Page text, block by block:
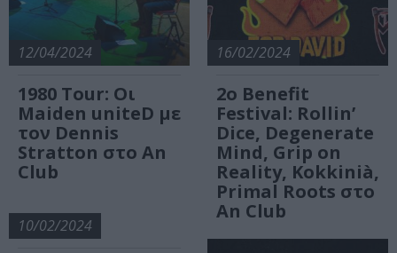
12/04/2024
1980 Tour: Οι
Maiden uniteD με
τον Dennis
Stratton στο An
Club
16/02/2024
2ο Benefit
Festival: Rollin’
Dice, Degenerate
Mind, Grip on
Reality, Kokkinià,
Primal Roots στο
An Club
10/02/2024